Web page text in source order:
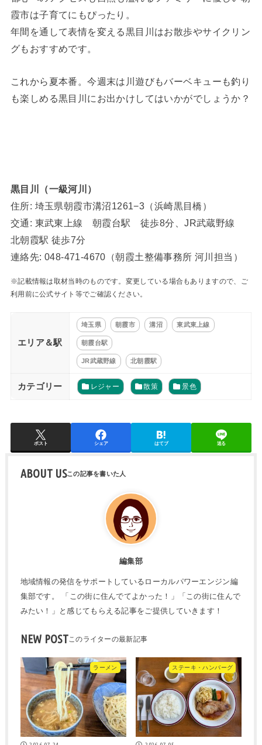
霞市は子育てにもぴったり。
年間を通して表情を変える黒目川はお散歩やサイクリン
グもおすすめです。
これから夏本番。今週末は川遊びもバーベキューも釣り
も楽しめる黒目川にお出かけしてはいかがでしょうか？
黒目川（一級河川）
住所: 埼玉県朝霞市溝沼1261−3（浜崎黒目橋）
交通: 東武東上線 朝霞台駅 徒歩8分、JR武蔵野線
北朝霞駅 徒歩7分
連絡先: 048-471-4670（朝霞土整備事務所 河川担当）
※記載情報は取材当時のものです。変更している場合もありますので、ご
利用前に公式サイト等でご確認ください。
エリア＆駅
埼玉県 朝霞市 溝沼 東武東上線
朝霞台駅
JR武蔵野線 北朝霞駅
カテゴリー レジャー 散策 景色
ポスト シェア はてブ 送る
ABOUT US
編集部
地域情報の発信をサポートしているローカルパワーエンジン編
集部です。 「この街に住んでてよかった！」「この街に住んで
みたい！」と感じてもらえる記事をご提供していきます！
NEW POST
ラーメン ステーキ・ハンバーグ